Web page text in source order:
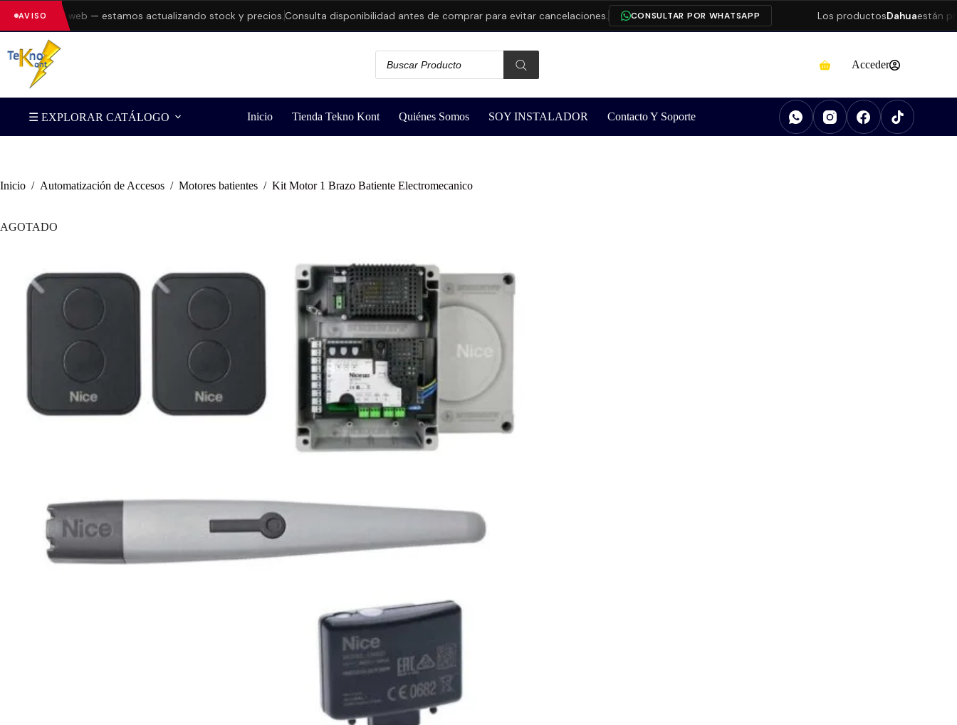
AVISO
en la web — estamos actualizando stock y precios.Consulta disponibilidad antes de comprar para evitar cancelaciones. CONSULTAR POR WHATSAPP Los productosDahuaestán
Acceder
☰ EXPLORAR CATÁLOGO Inicio Tienda Tekno Kont Quiénes Somos SOY INSTALADOR Contacto Y Soporte
Inicio / Automatización de Accesos / Motores batientes / Kit Motor 1 Brazo Batiente Electromecanico
AGOTADO